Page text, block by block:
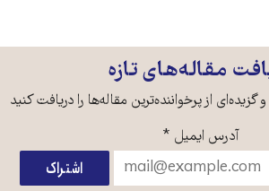
مقاله‌های تازه
از پرخواننده‌ترین مقاله‌ها را دریافت کنید
آدرس ایمیل *